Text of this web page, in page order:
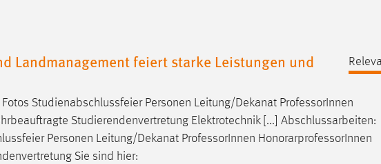
Landmanagement feiert starke Leistungen und
Studienabschlussfeier Personen Leitung/Dekanat ProfessorInnen
Studierendenvertretung Elektrotechnik [...] Abschlussarbeiten:
Personen Leitung/Dekanat ProfessorInnen HonorarprofessorInnen
Sie sind hier: